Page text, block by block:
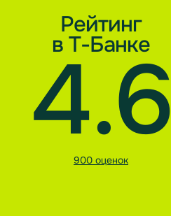
Рейтинг
в Т-Банке
4.6
900 оценок